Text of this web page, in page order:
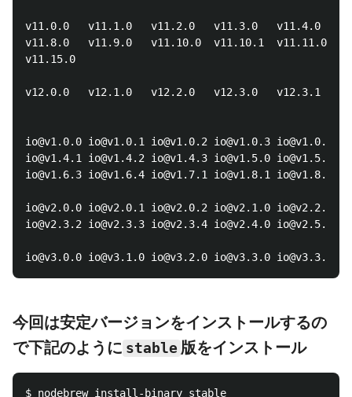
v11.0.0   v11.1.0   v11.2.0   v11.3.0   v11.4.0
v11.8.0   v11.9.0   v11.10.0  v11.10.1  v11.11.0
v11.15.0
v12.0.0   v12.1.0   v12.2.0   v12.3.0   v12.3.1
io@v1.0.0 io@v1.0.1 io@v1.0.2 io@v1.0.3 io@v1.0.4
io@v1.4.1 io@v1.4.2 io@v1.4.3 io@v1.5.0 io@v1.5.1
io@v1.6.3 io@v1.6.4 io@v1.7.1 io@v1.8.1 io@v1.8.2
io@v2.0.0 io@v2.0.1 io@v2.0.2 io@v2.1.0 io@v2.2.0
io@v2.3.2 io@v2.3.3 io@v2.3.4 io@v2.4.0 io@v2.5.0
今回は安定バージョンをインストールするの
で下記のように stable 版をインストール